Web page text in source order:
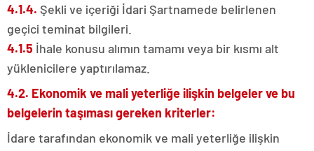
4.1.4. Şekli ve içeriği İdari Şartnamede belirlenen
geçici teminat bilgileri.
4.1.5 İhale konusu alımın tamamı veya bir kısmı alt
yüklenicilere yaptırılamaz.
4.2. Ekonomik ve mali yeterliğe ilişkin belgeler ve bu
belgelerin taşıması gereken kriterler:
İdare tarafından ekonomik ve mali yeterliğe ilişkin